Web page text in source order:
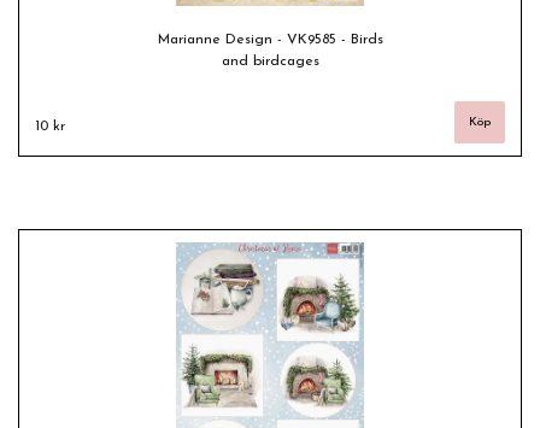
Marianne Design - VK9585 - Birds
and birdcages
10 kr